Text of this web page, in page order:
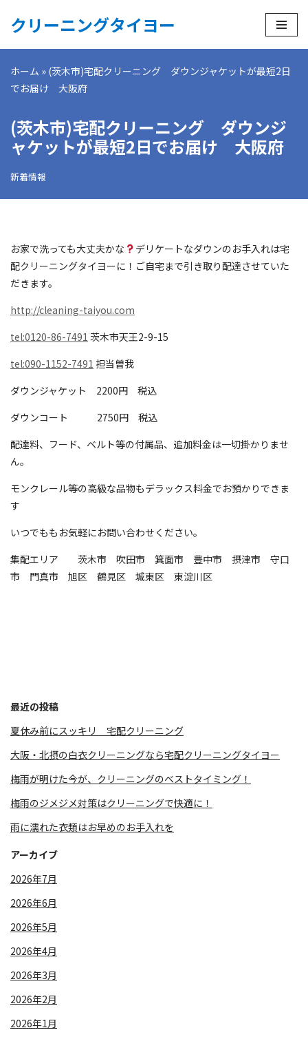
コ
テ
ン
へ
ス
キ
ッ
クリーニングタイヨー
ホーム » (茨木市)宅配クリーニング ダウンジャケットが最短2日
でお届け 大阪府
(茨木市)宅配クリーニング ダウンジ
ャケットが最短2日でお届け 大阪府
新着情報
お家で洗っても大丈夫かな
デリケートなダウンのお手入れは宅
配クリーニングタイヨーに！ご自宅まで引き取り配達させていた
だきます。
http://cleaning-taiyou.com
tel:0120-86-7491 茨木市天王2-9-15
tel:090-1152-7491 担当曽我
ダウンジャケット 2200円 税込
ダウンコート 2750円 税込
配達料、フード、ベルト等の付属品、追加料金は一切掛かりませ
ん。
モンクレール等の高級な品物もデラックス料金でお預かりできま
す
いつでももお気軽にお問い合わせください。
集配エリア 茨木市 吹田市 箕面市 豊中市 摂津市 守口
市 門真市 旭区 鶴見区 城東区 東淀川区
最近の投稿
夏休み前にスッキリ 宅配クリーニング
大阪・北摂の白衣クリーニングなら宅配クリーニングタイヨー
梅雨が明けた今が、クリーニングのベストタイミング！
梅雨のジメジメ対策はクリーニングで快適に！
雨に濡れた衣類はお早めのお手入れを
アーカイブ
2026年7月
2026年6月
2026年5月
2026年4月
2026年3月
2026年2月
2026年1月